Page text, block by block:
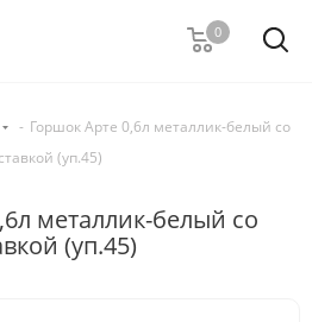
0
- Горшок Арте 0,6л металлик-белый со
(уп.45)
металлик-белый со
(уп.45)